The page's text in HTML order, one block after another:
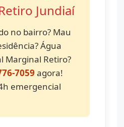
Jundiaí
no bairro? Mau
Água
Marginal Retiro?
7059 agora!
emergencial